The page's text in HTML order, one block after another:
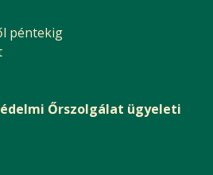
péntekig
Őrszolgálat ügyeleti